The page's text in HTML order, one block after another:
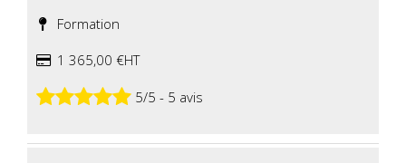
Formation
1 365,00 €HT
5/5 - 5 avis